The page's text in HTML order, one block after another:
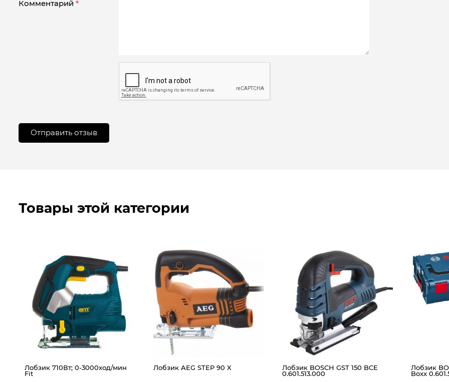
Комментарий *
Товары этой категории
мин Лобзик AEG STEP 90 X
Лобзик BOSCH GST 150 BCE
Лобзик BOSCH GST 150 BCE L -
Boxx 0.601.513.003